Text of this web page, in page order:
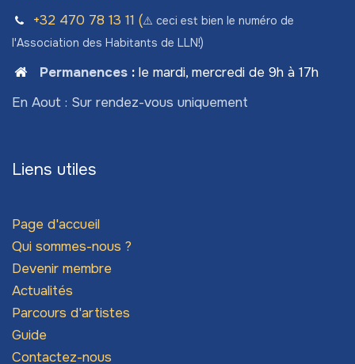
+32 470 78​ 13 11 (⚠️ ceci est bien le numéro de
l'Association des Habitants de LLN!)
Permanences: le mardi, mercredi de 9h à 17h
En Aout : Sur rendez-vous uniquement
Liens utiles
Page d'accueil
Qui sommes-nous ?
Devenir membre
Actualités
Parcours d'artistes
Guide
Contactez-nous